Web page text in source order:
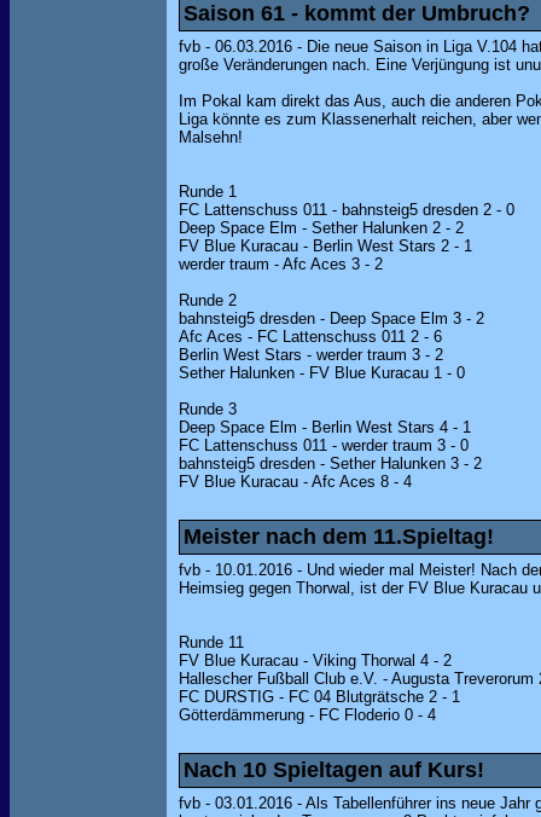
Saison 61 - kommt der Umbruch?
fvb - 06.03.2016 - Die neue Saison in Liga V.104
große Veränderungen nach. Eine Verjüngung ist
Im Pokal kam direkt das Aus, auch die anderen
Liga könnte es zum Klassenerhalt reichen, aber
Malsehn!
Runde 1
FC Lattenschuss 011 - bahnsteig5 dresden 2 - 0
Deep Space Elm - Sether Halunken 2 - 2
FV Blue Kuracau - Berlin West Stars 2 - 1
werder traum - Afc Aces 3 - 2
Runde 2
bahnsteig5 dresden - Deep Space Elm 3 - 2
Afc Aces - FC Lattenschuss 011 2 - 6
Berlin West Stars - werder traum 3 - 2
Sether Halunken - FV Blue Kuracau 1 - 0
Runde 3
Deep Space Elm - Berlin West Stars 4 - 1
FC Lattenschuss 011 - werder traum 3 - 0
bahnsteig5 dresden - Sether Halunken 3 - 2
FV Blue Kuracau - Afc Aces 8 - 4
Meister nach dem 11.Spieltag!
fvb - 10.01.2016 - Und wieder mal Meister! Nach
Heimsieg gegen Thorwal, ist der FV Blue Kuracau
Runde 11
FV Blue Kuracau - Viking Thorwal 4 - 2
Hallescher Fußball Club e.V. - Augusta Treverorum
FC DURSTIG - FC 04 Blutgrätsche 2 - 1
Götterdämmerung - FC Floderio 0 - 4
Nach 10 Spieltagen auf Kurs!
fvb - 03.01.2016 - Als Tabellenführer ins neue